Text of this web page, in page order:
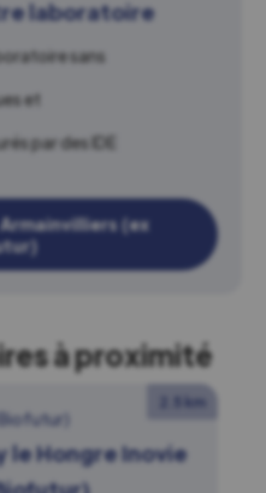
laboratoire
sans
et
par des IDE
(ex
à proximité
2.5 km
le Hongre Inovie